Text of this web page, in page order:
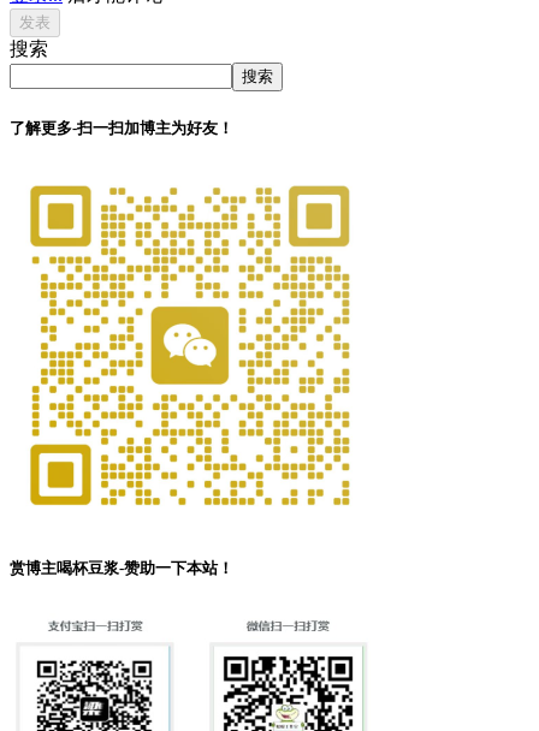
搜索
搜索
了解更多-扫一扫加博主为好友！
赏博主喝杯豆浆-赞助一下本站！